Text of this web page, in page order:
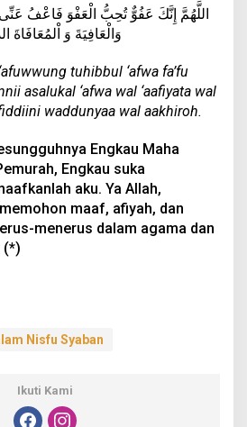
اللَّهُمَّ إِنَّكَ عَفُوٌّ تُحِبُّ الْعَفْوَ فَاعْفُ عَنِّى
وَالْعَافِيَةَ وَ اْلمُعَافَاةَ
tuhibbul ‘afwa fa’fu
asalukal ‘afwa wal ‘aafiyata wal
waddunyaa wal aakhiroh.
Engkau Maha
Engkau suka
aku. Ya Allah,
maaf, afiyah, dan
menerus dalam agama dan
(*)
Nisfu Syaban
Ikuti Kami